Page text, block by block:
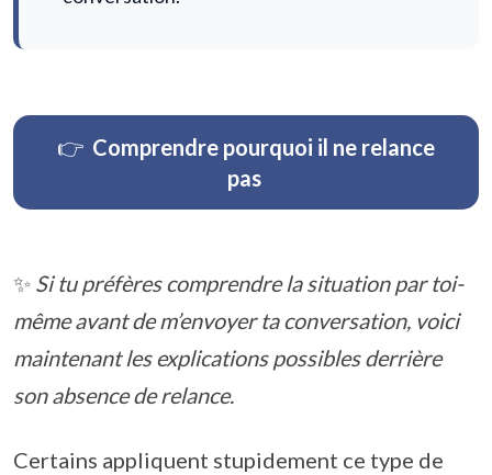
👉 Comprendre pourquoi il ne relance
pas
✨ Si tu préfères comprendre la situation par toi-
même avant de m’envoyer ta conversation, voici
maintenant les explications possibles derrière
son absence de relance.
Certains appliquent stupidement ce type de